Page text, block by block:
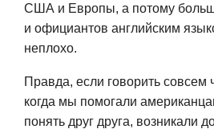
США и Европы, а потому
и официантов английским
неплохо.
Правда, если говорить совсем
когда мы помогали
понять друг друга, возникали